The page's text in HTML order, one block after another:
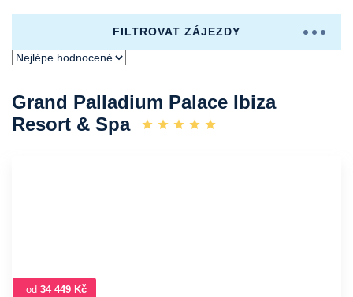
FILTROVAT ZÁJEZDY
Grand Palladium Palace Ibiza
Resort & Spa
od 34 449 Kč